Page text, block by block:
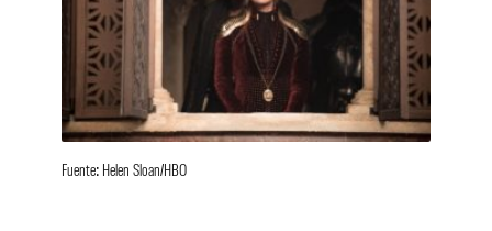
Fuente: Helen Sloan/HBO